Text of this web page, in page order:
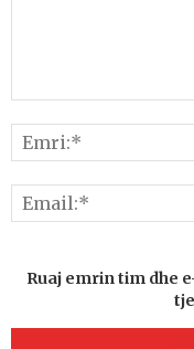
Ruaj emrin tim dhe